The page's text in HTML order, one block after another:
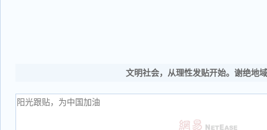
文明社会，从理性发贴开始。谢绝地